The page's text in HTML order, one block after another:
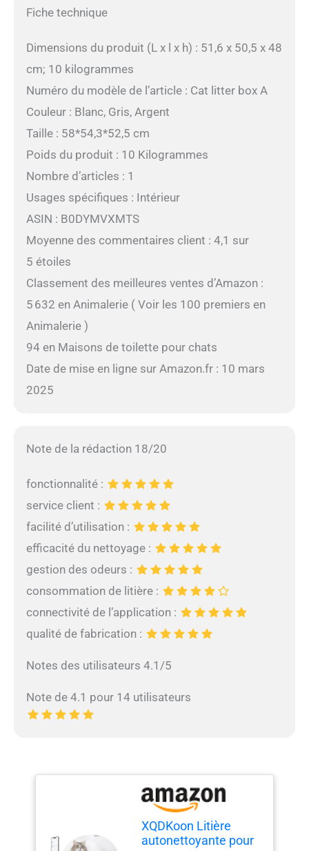
Fiche technique
Dimensions du produit (L x l x h) : 51,6 x 50,5 x 48
cm; 10 kilogrammes
Numéro du modèle de l’article : Cat litter box A
Couleur : Blanc, Gris, Argent
Taille : 58*54,3*52,5 cm
Poids du produit : 10 Kilogrammes
Nombre d’articles : 1
Usages spécifiques : Intérieur
ASIN : B0DYMVXMTS
Moyenne des commentaires client : 4,1 sur
5 étoiles
Classement des meilleures ventes d’Amazon :
5 632 en Animalerie ( Voir les 100 premiers en
Animalerie )
94 en Maisons de toilette pour chats
Date de mise en ligne sur Amazon.fr : 10 mars
2025
Note de la rédaction 18/20
fonctionnalité :
service client :
facilité d’utilisation :
efficacité du nettoyage :
gestion des odeurs :
consommation de litière :
connectivité de l’application :
qualité de fabrication :
Notes des utilisateurs 4.1/5
Note de 4.1 pour 14 utilisateurs
XQDKoon Litière
autonettoyante pour